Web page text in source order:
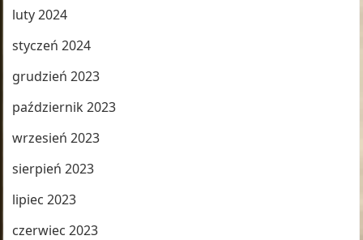
luty 2024
styczeń 2024
grudzień 2023
październik 2023
wrzesień 2023
sierpień 2023
lipiec 2023
czerwiec 2023